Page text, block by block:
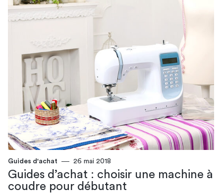
Guides d'achat 26 mai 2018
Guides d’achat : choisir une machine à
coudre pour débutant